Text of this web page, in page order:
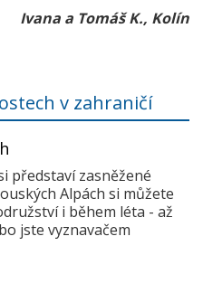
Ivana a Tomáš K., Kolín
v zahraničí
představí zasněžené
Alpách si můžete
i během léta - až
jste vyznavačem